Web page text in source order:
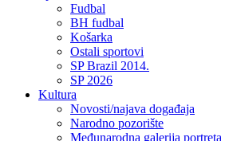
Fudbal
BH fudbal
Košarka
Ostali sportovi
SP Brazil 2014.
SP 2026
Kultura
Novosti/najava događaja
Narodno pozorište
Međunarodna galerija portreta